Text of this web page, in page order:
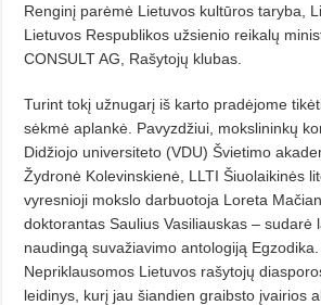
Renginį parėmė Lietuvos kultūros taryba,
Lietuvos Respublikos užsienio reikalų
CONSULT AG, Rašytojų klubas.
Turint tokį užnugarį iš karto pradėjome
sėkmė aplankė. Pavyzdžiui, mokslininkų
Didžiojo universiteto (VDU) Švietimo
Žydronė Kolevinskienė, LLTI Šiuolaikinės
vyresnioji mokslo darbuotoja Loreta
doktorantas Saulius Vasiliauskas – sudarė
naudingą suvažiavimo antologiją
Nepriklausomos Lietuvos rašytojų
leidinys, kurį jau šiandien graibsto įvairios